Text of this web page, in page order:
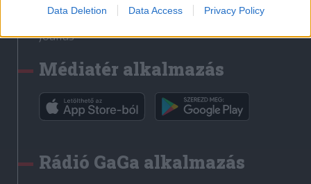
Data Deletion Data Access Privacy Policy
Rádió GaGa
Jóállás
Médiatér alkalmazás
Rádió GaGa alkalmazás